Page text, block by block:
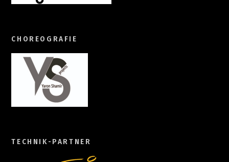
CHOREOGRAFIE
TECHNIK-PARTNER